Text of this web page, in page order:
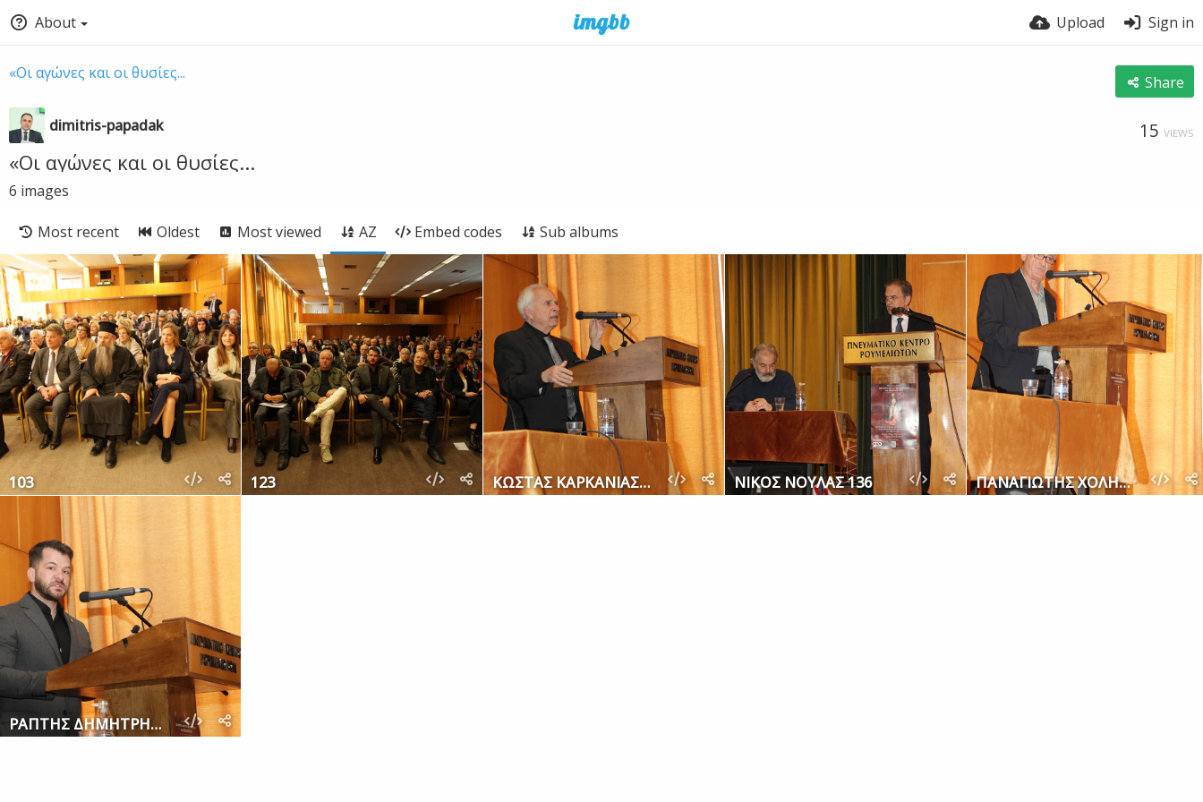
About Upload Sign in
«Οι αγώνες και οι θυσίες... Share
dimitris-papadak 15 VIEWS
«Οι αγώνες και οι θυσίες...
6 images
Most recent Oldest Most viewed AZ Embed codes Sub albums
103 123 ΚΩΣΤΑΣ ΚΑΡΚΑΝΙΑΣ 204 (1) ΝΙΚΟΣ ΝΟΥΛΑΣ 136 ΠΑΝΑΓΙΩΤΗΣ ΧΟΛΗΣ 126
ΡΑΠΤΗΣ ΔΗΜΗΤΡΗΣ 110